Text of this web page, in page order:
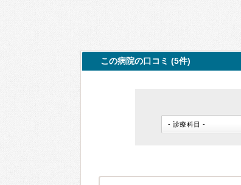
この病院の口コミ (5件)